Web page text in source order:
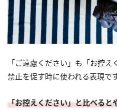
「ご遠慮ください」も「お控
禁止を促す時に使われる表現です
「お控えください」と比べると